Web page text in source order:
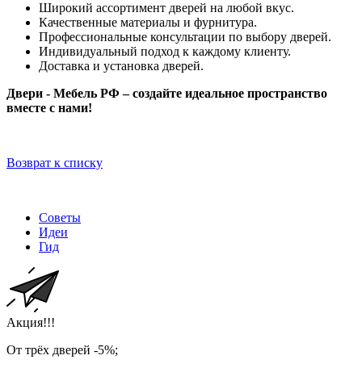
Широкий ассортимент дверей на любой вкус.
Качественные материалы и фурнитура.
Профессиональные консультации по выбору дверей.
Индивидуальный подход к каждому клиенту.
Доставка и установка дверей.
Двери - Мебель РФ – создайте идеальное пространство
вместе с нами!
Возврат к списку
Советы
Идеи
Гид
Акция!!!
От трёх дверей -5%;